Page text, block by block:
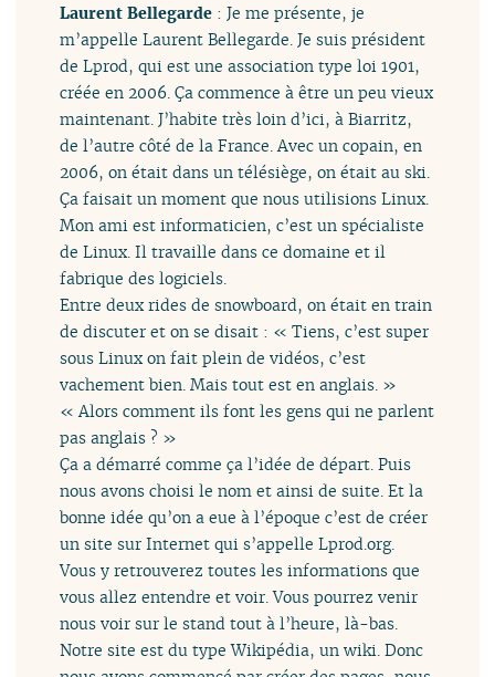
Laurent Bellegarde : Je me présente, je
m’appelle Laurent Bellegarde. Je suis président
de Lprod, qui est une association type loi 1901,
créée en 2006. Ça commence à être un peu vieux
maintenant. J’habite très loin d’ici, à Biarritz,
de l’autre côté de la France. Avec un copain, en
2006, on était dans un télésiège, on était au ski.
Ça faisait un moment que nous utilisions Linux.
Mon ami est informaticien, c’est un spécialiste
de Linux. Il travaille dans ce domaine et il
fabrique des logiciels.
Entre deux rides de snowboard, on était en train
de discuter et on se disait : « Tiens, c’est super
sous Linux on fait plein de vidéos, c’est
vachement bien. Mais tout est en anglais. »
« Alors comment ils font les gens qui ne parlent
pas anglais ? »
Ça a démarré comme ça l’idée de départ. Puis
nous avons choisi le nom et ainsi de suite. Et la
bonne idée qu’on a eue à l’époque c’est de créer
un site sur Internet qui s’appelle Lprod.org.
Vous y retrouverez toutes les informations que
vous allez entendre et voir. Vous pourrez venir
nous voir sur le stand tout à l’heure, là-bas.
Notre site est du type Wikipédia, un wiki. Donc